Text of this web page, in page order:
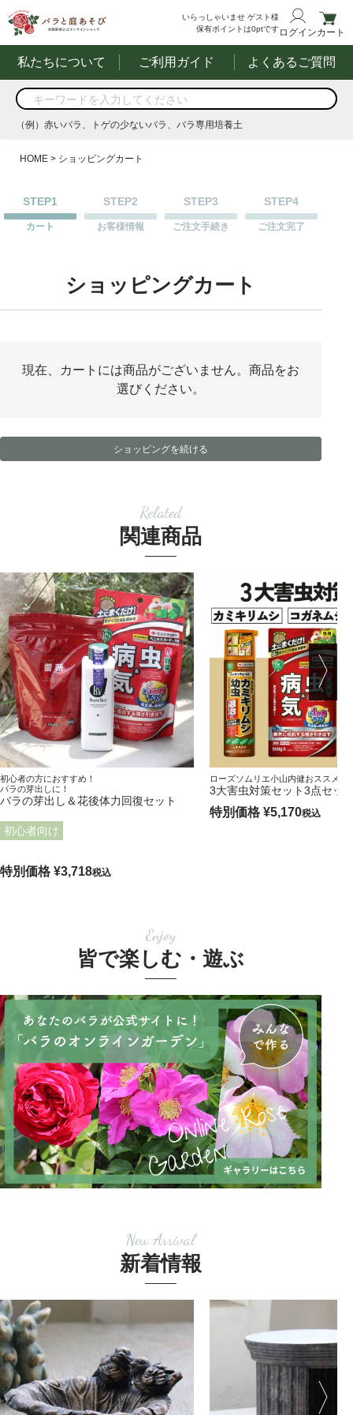
いらっしゃいませ ゲスト様
保有ポイントは0ptですログインカート
私たちについて ご利用ガイド よくあるご質問
商品を検索
する
（例）赤いバラ、トゲの少ないバラ、バラ専用培養土
（例）赤いバラ、トゲの少ないバラ、バラ専用培養土
HOME ショッピングカート
STEP1
カート
STEP2
お客様情報
STEP3
ご注文手続き
STEP4
ご注文完了
ショッピングカート
現在、カートには商品がございません。商品をお
選びください。
ショッピングを続ける
Related
関連商品
初心者の方におすすめ！
バラの芽出しに！
バラの芽出し＆花後体力回復セット
初心者向け
特別価格 ¥3,718税込
ローズソムリエ小山内健おススメ！
3大害虫対策セット3点セッ
特別価格 ¥5,170税込
Enjoy
皆で楽しむ・遊ぶ
New Arrival
新着情報